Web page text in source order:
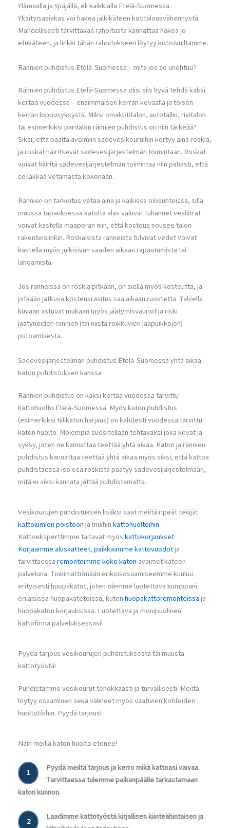
Ylämaalla ja Ypäjällä, eli kaikkialla Etelä-Suomessa.
Yksityisasiakas voi hakea jälkikäteen kotitalousvähennystä.
Mahdollisesti tarvittavaa rahoitusta kannattaa hakea jo
etukäteen, ja linkki tähän rahoitukseen löytyy kotisivuiltamme.
Rännien puhdistus Etelä-Suomessa – mitä jos se unohtuu?
Rännien puhdistus Etelä-Suomessa olisi siis hyvä tehdä kaksi
kertaa vuodessa – ensimmäisen kerran keväällä ja toisen
kerran loppusyksystä. Miksi omakotitalon, autotallin, rivitalon
tai esimerkiksi paritalon rännien puhdistus on niin tärkeää?
Siksi, että päältä avoimiin sadevesikouruihin kertyy aina roskia,
ja roskat häiritsevät sadevesijärjestelmän toimintaan. Roskat
voivat häiritä sadevesijärjestelmän toimintaa niin pahasti, että
se lakkaa vetämästä kokonaan.
Rännien on tarkoitus vetää aina ja kaikissa olosuhteissa, sillä
muussa tapauksessa katolta alas valuvat tuhannet vesilitrat
voivat kastella maaperän niin, että kosteus nousee talon
rakenteisiinkin. Roskaisista ränneistä tulvivat vedet voivat
kastella myös julkisivun saaden aikaan rapautumista tai
lahoamista.
Jos ränneissä on roskia pitkään, on siellä myös kosteutta, ja
pitkään jatkuva kosteusrasitus saa aikaan ruostetta. Talvella
kuvaan astuvat mukaan myös jäätymisvauriot ja riski
jäätyneiden rännien (tai niistä roikkuvien jääpuikkojen)
putoamisesta.
Sadevesijärjestelmän puhdistus Etelä-Suomessa yhtä aikaa
katon puhdistuksen kanssa
Rännien puhdistus on kaksi kertaa vuodessa tarvittu
kattohuolto Etelä-Suomessa. Myös katon puhdistus
(esimerkiksi tiilikaton harjaus) on kahdesti vuodessa tarvittu
katon huolto. Molempia suositellaan tehtäväksi joka kevät ja
syksy, joten ne kannattaa teettää yhtä aikaa. Katon ja rännien
puhdistus kannattaa teettää yhtä aikaa myös siksi, että kattoa
puhdistaessa iso osa roskista päätyy sadevesijärjestelmään,
mitä ei siksi kannata jättää puhdistamatta.
Vesikourujen puhdistuksen lisäksi saat meiltä ripeät tekijät
kattolumien poistoonja muihinkattohuoltoihin.
Kattoeksperttimme taitavat myöskattokorjaukset.
Korjaamme aluskatteet,paikkaamme kattovuodotja
tarvittaessaremontoimme koko katon avaimet käteen -
palveluna. Tinkimättömään erikoisosaamiseemme kuuluu
erityisesti huopakatot, joten olemme luotettava kumppani
erilaisissa huopakatetöissä, kutenhuopakattoremonteissaja
huopakaton korjauksissa. Luotettava ja monipuolinen
kattofirma palveluksessasi!
Pyydä tarjous vesikourujen puhdistuksesta tai muusta
kattotyöstä!
Puhdistamme vesikourut tehokkaasti ja turvallisesti. Meiltä
löytyy osaaminen sekä välineet myös vaativien kohteiden
huoltotöihin. Pyydä tarjous!
Näin meillä katon huolto etenee!
1
Pyydä meiltä tarjous ja kerro mikä kattoasi vaivaa.
Tarvittaessa tulemme paikanpäälle tarkastamaan
katon kunnon.
2
Laadimme kattotyöstä kirjallisen kiinteähintaisen ja